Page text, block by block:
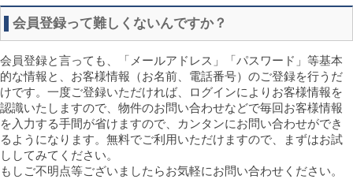
会員登録って難しくないんですか？
会員登録と言っても、「メールアドレス」「パスワード」等基本
的な情報と、お客様情報（お名前、電話番号）のご登録を行うだ
けです。一度ご登録いただければ、ログインによりお客様情報を
認識いたしますので、物件のお問い合わせなどで毎回お客様情報
を入力する手間が省けますので、カンタンにお問い合わせができ
るようになります。無料でご利用いただけますので、まずはお試
ししてみてください。
もしご不明点等ございましたらお気軽にお問い合わせください。